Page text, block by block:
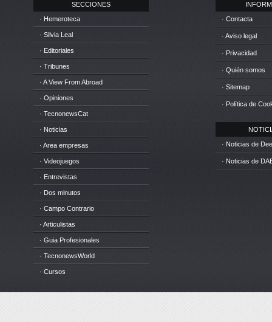
SECCIONES
· Hemeroteca
· Silvia Leal
· Editoriales
· Tribunes
· A View From Abroad
· Opiniones
· TecnonewsCat
· Noticias
· Area empresas
· Videojuegos
· Entrevistas
· Dos minutos
· Campo Contrario
· Articulistas
· Guia Profesionales
· TecnonewsWorld
· Cursos
· Contacta
· Aviso legal
· Privacidad
· Quién somos
· Sitemap
· Política de
· Noticias de
· Noticias de